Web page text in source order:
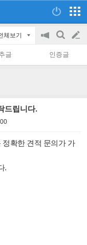
체보기
공
on/off
검
색
글
쓰
글 인증글
드립니다.
확한 견적 문의가 가
.